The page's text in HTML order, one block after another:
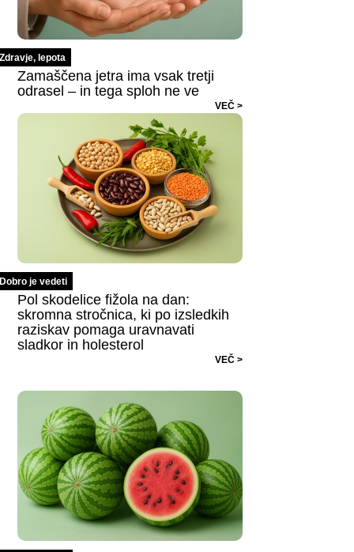
Zdravje, lepota
Zamaščena jetra ima vsak tretji
odrasel – in tega sploh ne ve
VEČ >
Dobro je vedeti
Pol skodelice fižola na dan:
skromna stročnica, ki po izsledkih
raziskav pomaga uravnavati
sladkor in holesterol
VEČ >